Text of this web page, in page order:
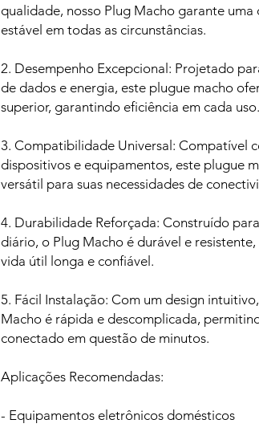
qualidade, nosso Plug Macho garante uma
estável em todas as circunstâncias.
2. Desempenho Excepcional: Projetado
de dados e energia, este plugue macho
superior, garantindo eficiência em cada uso.
3. Compatibilidade Universal: Compatível
dispositivos e equipamentos, este plugue
versátil para suas necessidades de
4. Durabilidade Reforçada: Construído
diário, o Plug Macho é durável e
vida útil longa e confiável.
5. Fácil Instalação: Com um design
Macho é rápida e descomplicada,
conectado em questão de minutos.
Aplicações Recomendadas:
- Equipamentos eletrônicos domésticos